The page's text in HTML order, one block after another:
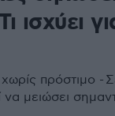
ισχύει
πρόστιμο -
μειώσει